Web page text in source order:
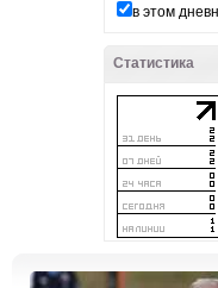
в этом
Статистика